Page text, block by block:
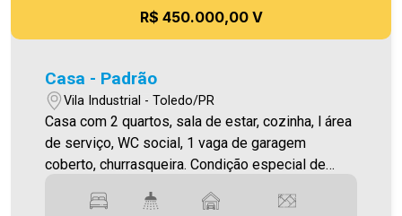
R$ 450.000,00 V
Casa - Padrão
Vila Industrial - Toledo/PR
Casa com 2 quartos, sala de estar, cozinha, l área
de serviço, WC social, 1 vaga de garagem
coberto, churrasqueira. Condição especial de